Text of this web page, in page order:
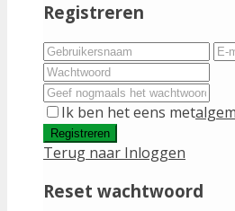
Registreren
Ik ben het eens met
Registreren
Terug naar Inloggen
Reset wachtwoord